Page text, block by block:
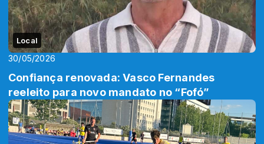
Local
30/05/2026
Confiança renovada: Vasco Fernandes
reeleito para novo mandato no “Fofó”